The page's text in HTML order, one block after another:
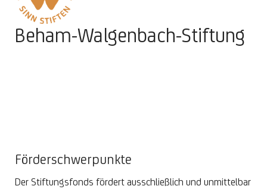
Beham-Walgenbach-Stiftung
Förderschwerpunkte
Der Stiftungsfonds fördert ausschließlich und unmittelbar